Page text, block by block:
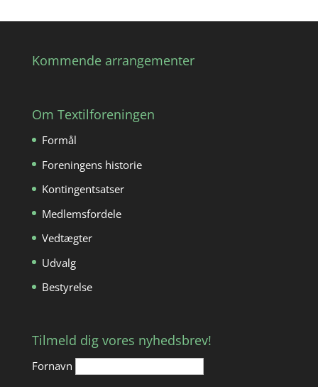
Kommende arrangementer
Om Textilforeningen
Formål
Foreningens historie
Kontingentsatser
Medlemsfordele
Vedtægter
Udvalg
Bestyrelse
Tilmeld dig vores nyhedsbrev!
Fornavn